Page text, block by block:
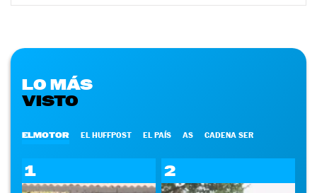
LO MÁS
VISTO
ELMOTOR EL HUFFPOST EL PAÍS AS CADENA SER
1 2